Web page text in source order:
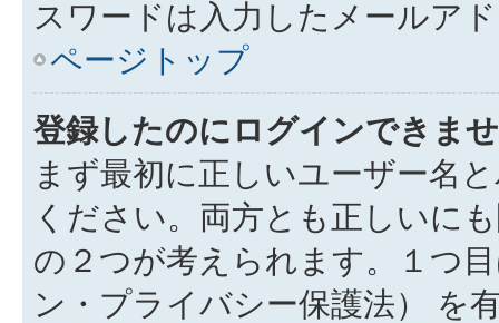
スワードは入力したメールア
ページトップ
登録したのにログインできま
まず最初に正しいユーザー名
ください。両方とも正しいに
の２つが考えられます。１つ
ン・プライバシー保護法） を